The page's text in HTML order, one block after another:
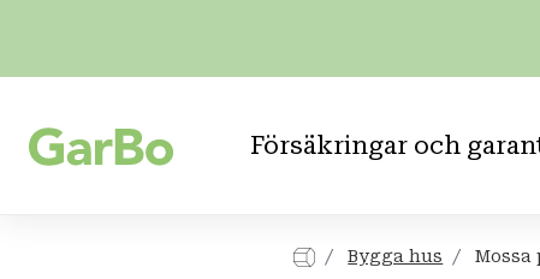
Försäkringar och
Bygga hus Mossa